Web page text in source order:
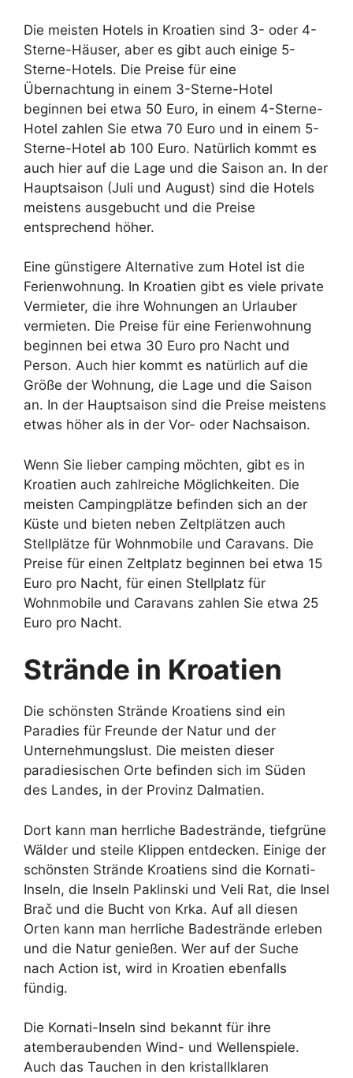
Die meisten Hotels in Kroatien sind 3- oder 4-
Sterne-Häuser, aber es gibt auch einige 5-
Sterne-Hotels. Die Preise für eine
Übernachtung in einem 3-Sterne-Hotel
beginnen bei etwa 50 Euro, in einem 4-Sterne-
Hotel zahlen Sie etwa 70 Euro und in einem 5-
Sterne-Hotel ab 100 Euro. Natürlich kommt es
auch hier auf die Lage und die Saison an. In der
Hauptsaison (Juli und August) sind die Hotels
meistens ausgebucht und die Preise
entsprechend höher.
Eine günstigere Alternative zum Hotel ist die
Ferienwohnung. In Kroatien gibt es viele private
Vermieter, die ihre Wohnungen an Urlauber
vermieten. Die Preise für eine Ferienwohnung
beginnen bei etwa 30 Euro pro Nacht und
Person. Auch hier kommt es natürlich auf die
Größe der Wohnung, die Lage und die Saison
an. In der Hauptsaison sind die Preise meistens
etwas höher als in der Vor- oder Nachsaison.
Wenn Sie lieber camping möchten, gibt es in
Kroatien auch zahlreiche Möglichkeiten. Die
meisten Campingplätze befinden sich an der
Küste und bieten neben Zeltplätzen auch
Stellplätze für Wohnmobile und Caravans. Die
Preise für einen Zeltplatz beginnen bei etwa 15
Euro pro Nacht, für einen Stellplatz für
Wohnmobile und Caravans zahlen Sie etwa 25
Euro pro Nacht.
Strände in Kroatien
Die schönsten Strände Kroatiens sind ein
Paradies für Freunde der Natur und der
Unternehmungslust. Die meisten dieser
paradiesischen Orte befinden sich im Süden
des Landes, in der Provinz Dalmatien.
Dort kann man herrliche Badestrände, tiefgrüne
Wälder und steile Klippen entdecken. Einige der
schönsten Strände Kroatiens sind die Kornati-
Inseln, die Inseln Paklinski und Veli Rat, die Insel
Brač und die Bucht von Krka. Auf all diesen
Orten kann man herrliche Badestrände erleben
und die Natur genießen. Wer auf der Suche
nach Action ist, wird in Kroatien ebenfalls
fündig.
Die Kornati-Inseln sind bekannt für ihre
atemberaubenden Wind- und Wellenspiele.
Auch das Tauchen in den kristallklaren